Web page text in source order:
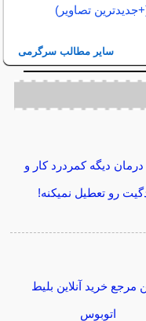
تصاویر)
سایر مطالب سرگرمی
درمان دیگه کمردرد کار و
رو تعطیل نمیکنه!
مرجع خرید آنلاین بلیط
اتوبوس